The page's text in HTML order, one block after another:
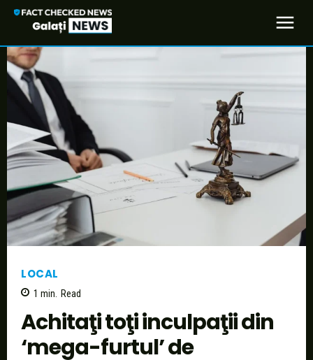
LOCAL
1 min. Read
Achitaţi toţi inculpaţii din
‘mega-furtul’ de